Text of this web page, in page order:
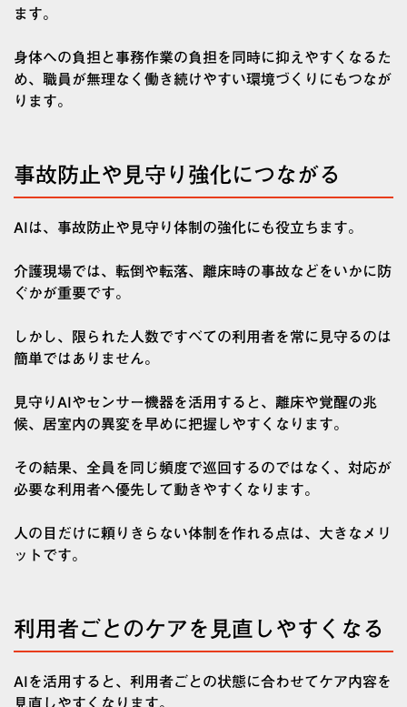
ます。
身体への負担と事務作業の負担を同時に抑えやすくなるた
め、職員が無理なく働き続けやすい環境づくりにもつなが
ります。
事故防止や見守り強化につながる
AIは、事故防止や見守り体制の強化にも役立ちます。
介護現場では、転倒や転落、離床時の事故などをいかに防
ぐかが重要です。
しかし、限られた人数ですべての利用者を常に見守るのは
簡単ではありません。
見守りAIやセンサー機器を活用すると、離床や覚醒の兆
候、居室内の異変を早めに把握しやすくなります。
その結果、全員を同じ頻度で巡回するのではなく、対応が
必要な利用者へ優先して動きやすくなります。
人の目だけに頼りきらない体制を作れる点は、大きなメリ
ットです。
利用者ごとのケアを見直しやすくなる
AIを活用すると、利用者ごとの状態に合わせてケア内容を
見直しやすくなります。